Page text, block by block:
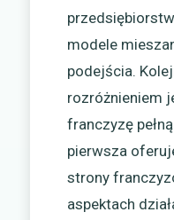
modele
podejścia.
rozróżnieniem
franczyzę
pierwsza
strony
aspektach